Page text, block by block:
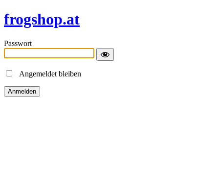
frogshop.at
Passwort
Angemeldet bleiben